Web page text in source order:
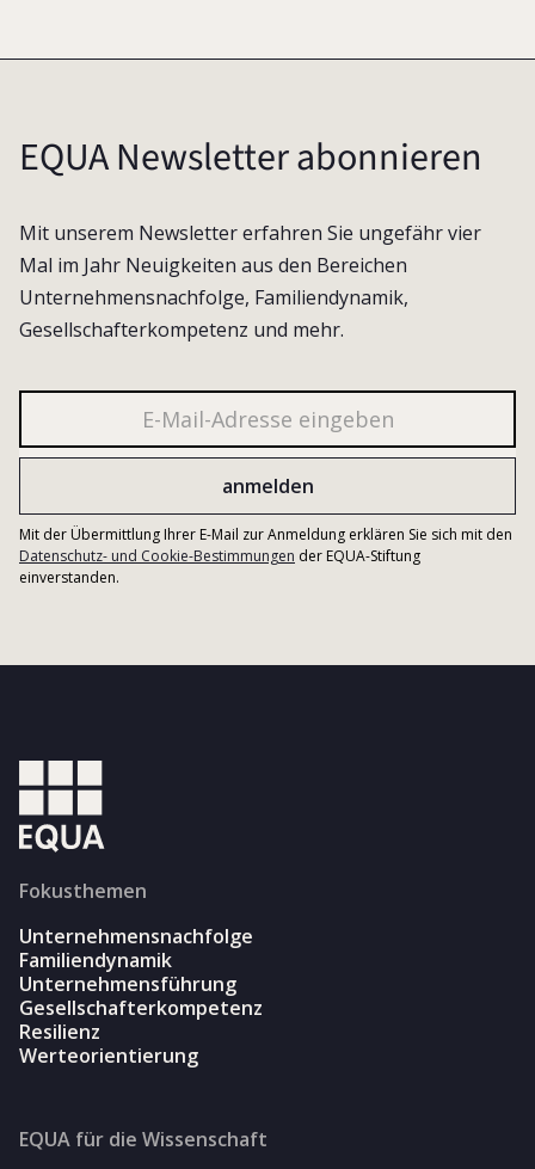
EQUA Newsletter abonnieren
Mit unserem Newsletter erfahren Sie ungefähr vier
Mal im Jahr Neuigkeiten aus den Bereichen
Unternehmensnachfolge, Familiendynamik,
Gesellschafterkompetenz und mehr.
Mit der Übermittlung Ihrer E-Mail zur Anmeldung erklären Sie sich mit den
Datenschutz- und Cookie-Bestimmungen der EQUA-Stiftung
einverstanden.
Fokusthemen
Unternehmensnachfolge
Familiendynamik
Unternehmensführung
Gesellschafterkompetenz
Resilienz
Werteorientierung
EQUA für die Wissenschaft